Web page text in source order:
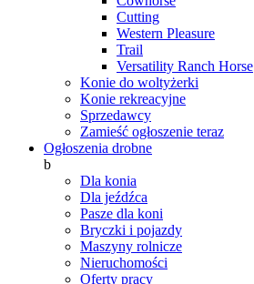
Cutting
Western Pleasure
Trail
Versatility Ranch Horse
Konie do woltyżerki
Konie rekreacyjne
Sprzedawcy
Zamieść ogłoszenie teraz
Ogłoszenia drobne
b
Dla konia
Dla jeźdźca
Pasze dla koni
Bryczki i pojazdy
Maszyny rolnicze
Nieruchomości
Oferty pracy